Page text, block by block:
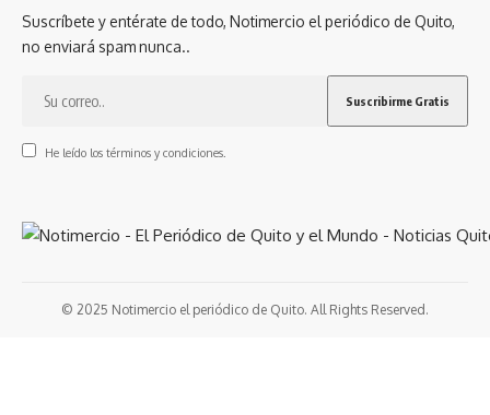
Suscríbete y entérate de todo, Notimercio el periódico de Quito,
no enviará spam nunca..
He leído los términos y condiciones.
© 2025 Notimercio el periódico de Quito. All Rights Reserved.